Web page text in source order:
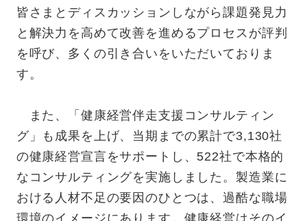
皆さまとディスカッションしながら課題発見力
と解決力を高めて改善を進めるプロセスが評判
を呼び、多くの引き合いをいただいておりま
す。
また、「健康経営伴走支援コンサルティン
グ」も成果を上げ、当期までの累計で3,130社
の健康経営宣言をサポートし、522社で本格的
なコンサルティングを実施しました。製造業に
おける人材不足の要因のひとつは、過酷な職場